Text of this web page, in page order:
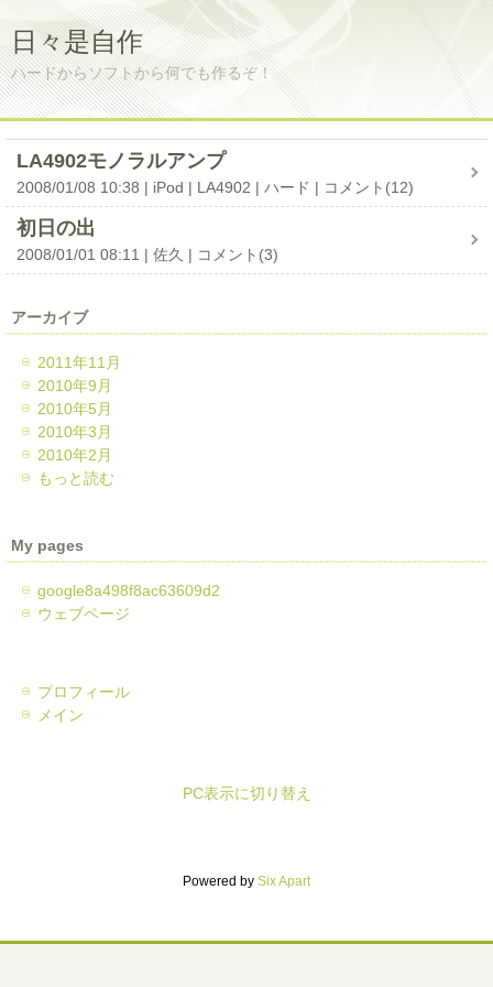
日々是自作
ハードからソフトから何でも作るぞ！
LA4902モノラルアンプ
2008/01/08 10:38 iPod LA4902 ハード コメント(12)
初日の出
2008/01/01 08:11 佐久 コメント(3)
アーカイブ
2011年11月
2010年9月
2010年5月
2010年3月
2010年2月
もっと読む
My pages
google8a498f8ac63609d2
ウェブページ
プロフィール
メイン
PC表示に切り替え
Powered by Six Apart